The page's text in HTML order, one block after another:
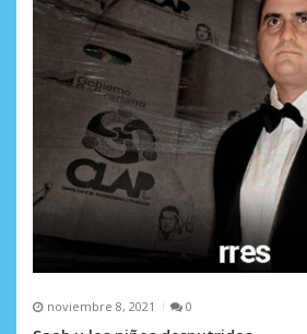
noviembre 8, 2021 0